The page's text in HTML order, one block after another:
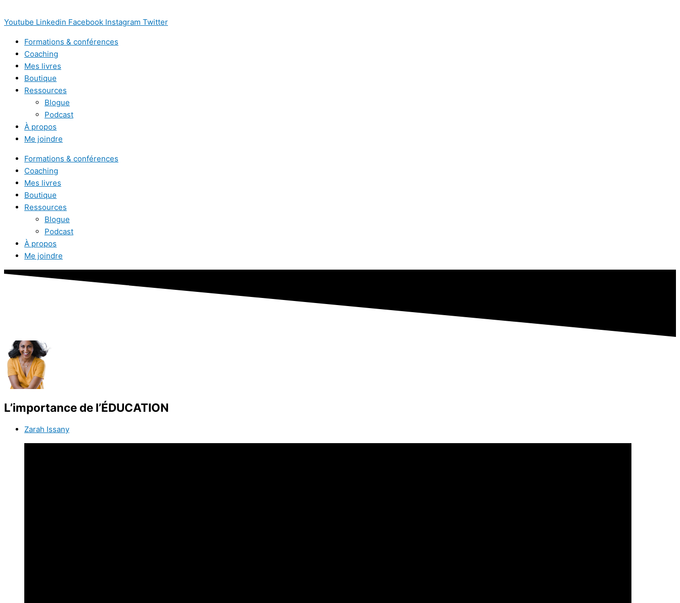
Youtube Linkedin Facebook Instagram Twitter
Formations & conférences
Coaching
Mes livres
Boutique
Ressources
Blogue
Podcast
À propos
Me joindre
Formations & conférences
Coaching
Mes livres
Boutique
Ressources
Blogue
Podcast
À propos
Me joindre
L’importance de l’ÉDUCATION
Zarah Issany